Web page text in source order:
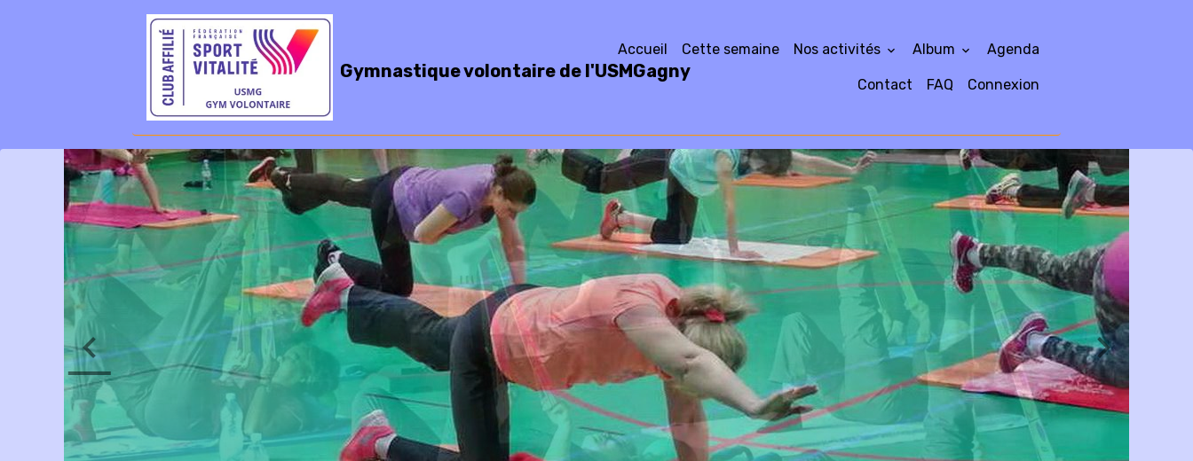
Gymnastique volontaire de l'USMGagny
Accueil Cette semaine Nos activités Album Agenda
Contact FAQ Connexion